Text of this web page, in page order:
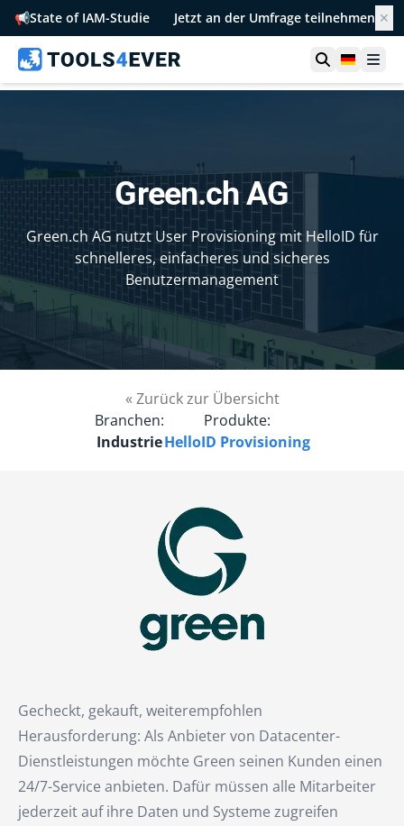
📢State of IAM-Studie Jetzt an der Umfrage teilnehmen ✕
Suche
Green.ch AG
Green.ch AG nutzt User Provisioning mit HelloID für
schnelleres, einfacheres und sicheres
Benutzermanagement
« Zurück zur Übersicht
Branchen:
Industrie
Produkte:
HelloID Provisioning
Gecheckt, gekauft, weiterempfohlen
Herausforderung: Als Anbieter von Datacenter-
Dienstleistungen möchte Green seinen Kunden einen
24/7-Service anbieten. Dafür müssen alle Mitarbeiter
jederzeit auf ihre Daten und Systeme zugreifen